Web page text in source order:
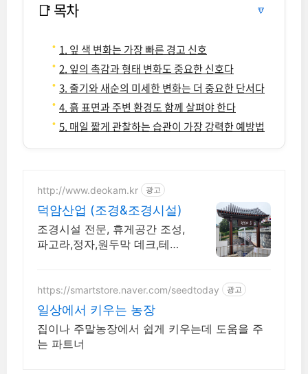
📑 목차 🔽
1. 잎 색 변화는 가장 빠른 경고 신호
2. 잎의 촉감과 형태 변화도 중요한 신호다
3. 줄기와 새순의 미세한 변화는 더 중요한 단서다
4. 흙 표면과 주변 환경도 함께 살펴야 한다
5. 매일 짧게 관찰하는 습관이 가장 강력한 예방법
http://www.deokam.kr 광고
덕암산업 (조경&조경시설)
조경시설 전문, 휴게공간 조성,
파고라,정자,원두막 데크,테이
https://smartstore.naver.com/seedtoday 광고
일상에서 키우는 농장
집이나 주말농장에서 쉽게 키우는데 도움을 주
는 파트너